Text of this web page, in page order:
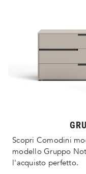
Scopri Comodini
modello Gruppo
l'acquisto perfetto.